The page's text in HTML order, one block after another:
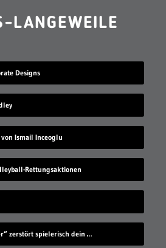
LANGEWEILE
Designs
Ismail Inceoglu
Rettungsaktionen
„Dummschwätzer“ zerstört spielerisch dein Sprachzentrum